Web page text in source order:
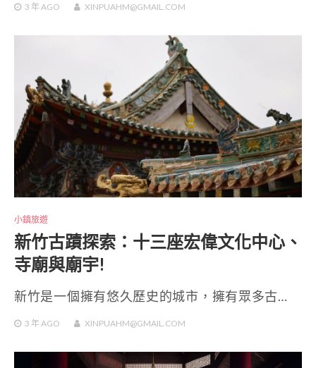
3 年 AGO XINPUAHM@GMAIL.COM
小鎮旅遊
新竹古蹟探索：十三座宏偉文化中心、
寺廟與廟宇!
新竹是一個擁有悠久歷史的城市，擁有眾多古…
3 年 AGO XINPUAHM@GMAIL.COM